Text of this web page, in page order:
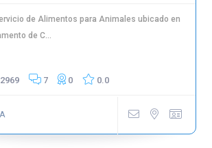
de Alimentos para Animales ubicado en
de C...
7 0 0.0